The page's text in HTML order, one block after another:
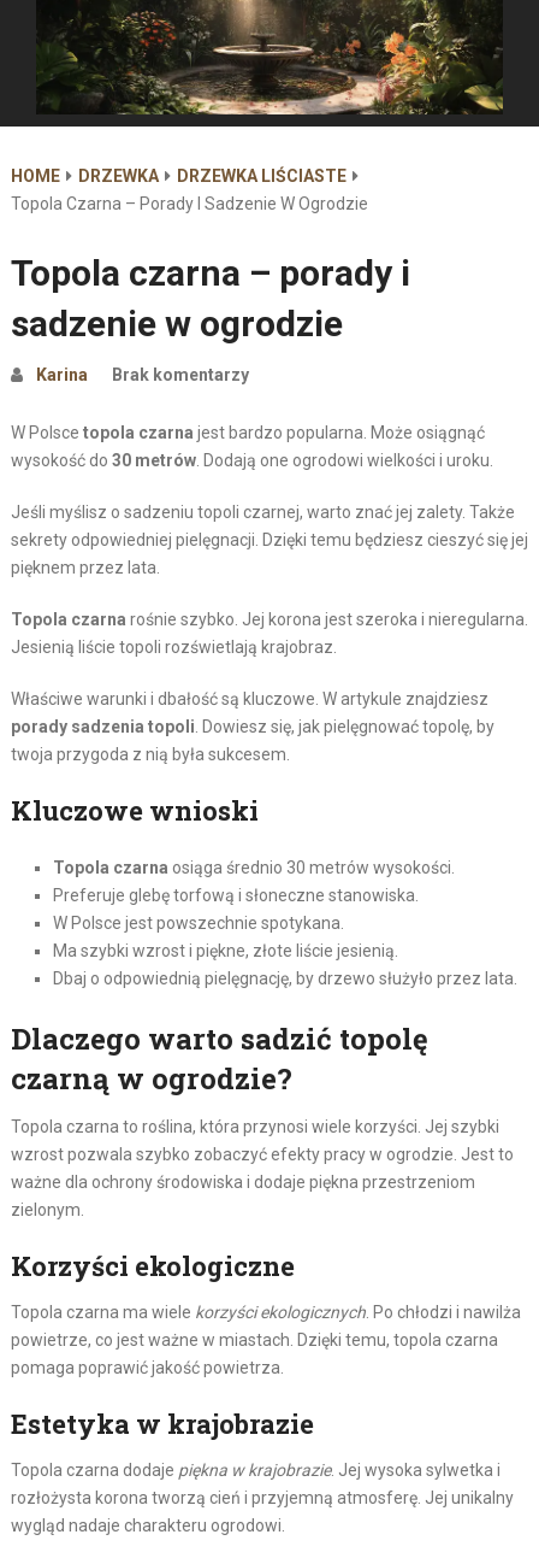
HOME DRZEWKA
DRZEWKA LIŚCIASTE
Topola Czarna – Porady I Sadzenie W Ogrodzie
Topola czarna – porady i
sadzenie w ogrodzie
Karina Brak komentarzy
W Polsce topola czarna jest bardzo popularna. Może osiągnąć
wysokość do 30 metrów. Dodają one ogrodowi wielkości i uroku.
Jeśli myślisz o sadzeniu topoli czarnej, warto znać jej zalety. Także
sekrety odpowiedniej pielęgnacji. Dzięki temu będziesz cieszyć się jej
pięknem przez lata.
Topola czarna rośnie szybko. Jej korona jest szeroka i nieregularna.
Jesienią liście topoli rozświetlają krajobraz.
Właściwe warunki i dbałość są kluczowe. W artykule znajdziesz
porady sadzenia topoli. Dowiesz się, jak pielęgnować topolę, by
twoja przygoda z nią była sukcesem.
Kluczowe wnioski
Topola czarna osiąga średnio 30 metrów wysokości.
Preferuje glebę torfową i słoneczne stanowiska.
W Polsce jest powszechnie spotykana.
Ma szybki wzrost i piękne, złote liście jesienią.
Dbaj o odpowiednią pielęgnację, by drzewo służyło przez lata.
Dlaczego warto sadzić topolę
czarną w ogrodzie?
Topola czarna to roślina, która przynosi wiele korzyści. Jej szybki
wzrost pozwala szybko zobaczyć efekty pracy w ogrodzie. Jest to
ważne dla ochrony środowiska i dodaje piękna przestrzeniom
zielonym.
Korzyści ekologiczne
Topola czarna ma wiele korzyści ekologicznych. Po chłodzi i nawilża
powietrze, co jest ważne w miastach. Dzięki temu, topola czarna
pomaga poprawić jakość powietrza.
Estetyka w krajobrazie
Topola czarna dodaje piękna w krajobrazie. Jej wysoka sylwetka i
rozłożysta korona tworzą cień i przyjemną atmosferę. Jej unikalny
wygląd nadaje charakteru ogrodowi.